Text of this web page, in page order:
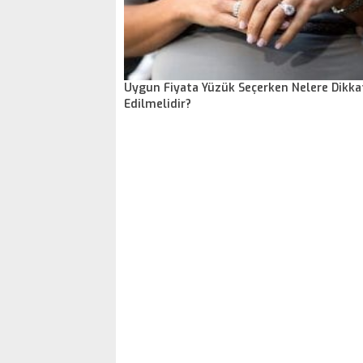
Uygun Fiyata Yüzük Seçerken Nelere
Edilmelidir?